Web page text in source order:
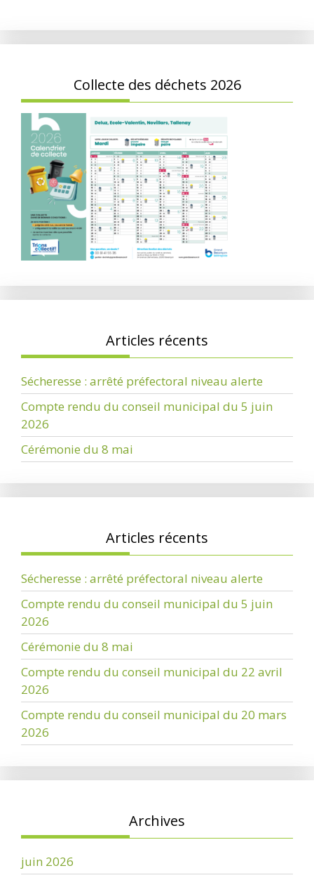
Collecte des déchets 2026
Articles récents
Sécheresse : arrêté préfectoral niveau alerte
Compte rendu du conseil municipal du 5 juin
2026
Cérémonie du 8 mai
Articles récents
Sécheresse : arrêté préfectoral niveau alerte
Compte rendu du conseil municipal du 5 juin
2026
Cérémonie du 8 mai
Compte rendu du conseil municipal du 22 avril
2026
Compte rendu du conseil municipal du 20 mars
2026
Archives
juin 2026